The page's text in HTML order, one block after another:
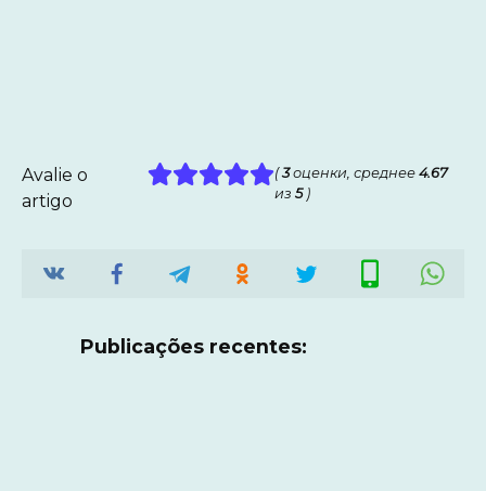
Avalie o
artigo
(3оценки, среднее 4.67
из 5)
Publicações recentes: